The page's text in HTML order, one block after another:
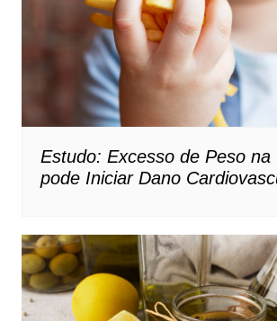
Estudo: Excesso de Peso na
pode Iniciar Dano